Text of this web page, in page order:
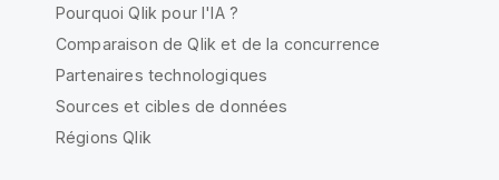
Pourquoi Qlik pour l'IA ?
Comparaison de Qlik et de la concurrence
Partenaires technologiques
Sources et cibles de données
Régions Qlik